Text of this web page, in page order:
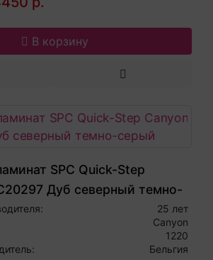
В корзину
SPC Quick-Step
Дуб северный темно-
25 лет
Canyon
1220
Бельгия